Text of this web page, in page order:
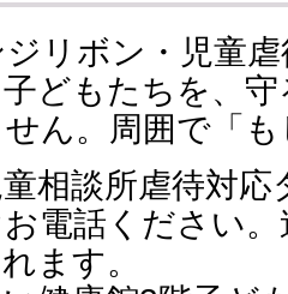
リボン・児童虐
どもたちを、
ん。周囲で「
相談所虐待対応
電話ください
ます。